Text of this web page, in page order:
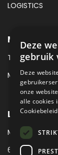
LOGISTICS
TEL:+31 (0)
MAIL:
LOCATIE
MEUBELLAAN 1
6651 KV
Deze
gebruik
Deze
onze
alle cookies